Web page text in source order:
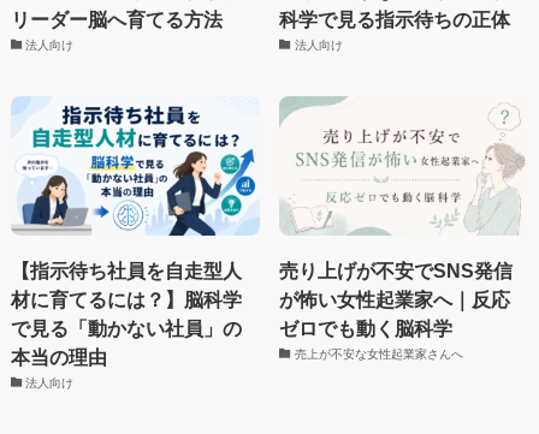
リーダー脳へ育てる方法
法人向け
科学で見る指示待ちの正体
法人向け
【指示待ち社員を自走型人
材に育てるには？】脳科学
で見る「動かない社員」の
本当の理由
法人向け
売り上げが不安でSNS発信
が怖い女性起業家へ｜反応
ゼロでも動く脳科学
売上が不安な女性起業家さんへ